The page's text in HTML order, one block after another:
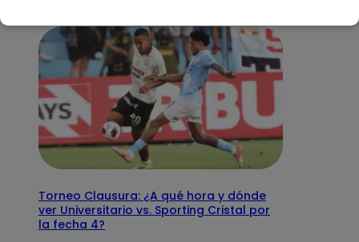
Torneo Clausura: ¿A qué hora y dónde
ver Universitario vs. Sporting Cristal por
la fecha 4?